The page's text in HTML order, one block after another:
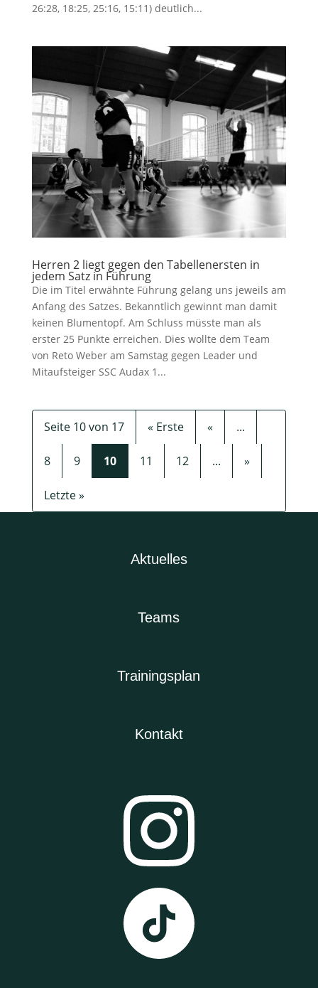
26:28, 18:25, 25:16, 15:11) deutlich...
Herren 2 liegt gegen den Tabellenersten in
jedem Satz in Führung
Die im Titel erwähnte Führung gelang uns jeweils am
Anfang des Satzes. Bekanntlich gewinnt man damit
keinen Blumentopf. Am Schluss müsste man als
erster 25 Punkte erreichen. Dies wollte dem Team
von Reto Weber am Samstag gegen Leader und
Mitaufsteiger SSC Audax 1...
Seite 10 von 17 « Erste « ...
8 9 10 11 12 ... »
Letzte »
Aktuelles
Teams
Trainingsplan
Kontakt